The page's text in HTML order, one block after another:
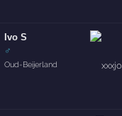
Ivo S
♂
Oud-Beijerland